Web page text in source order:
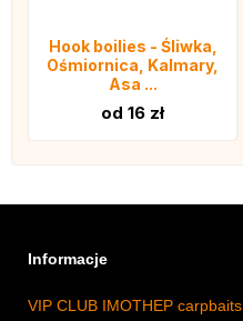
Hook boilies - Śliwka,
Ośmiornica, Kalmary,
Asa ...
od 16 zł
Informacje
VIP CLUB IMOTHEP carpbaits